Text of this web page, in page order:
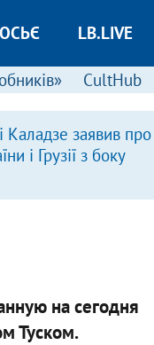
LB.LIVE
CultHub
Каладзе заявив про
і Грузії з боку
на сегодня
Туском.